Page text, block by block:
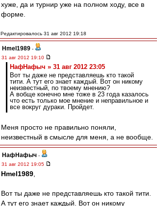
хуже, да и турнир уже на полном ходу, все в
форме.
Редактировалось 31 авг 2012 19:18
Hmel1989 -
31 авг 2012 19:10
НафНафыч » 31 авг 2012 23:05
Вот ты даже не представляешь кто такой
тити. А тут его знает каждый. Вот он никому
неизвестный, по твоему мнению?
А вобще конечно мне тоже в 23 года казалось
что есть только мое мнение и неправильное и
все вокруг дураки. Пройдет.
Меня просто не правильно поняли,
неизвестный в смысле для меня, а не вообще.
НафНафыч -
31 авг 2012 19:05
Hmel1989
Вот ты даже не представляешь кто такой тити.
А тут его знает каждый. Вот он никому